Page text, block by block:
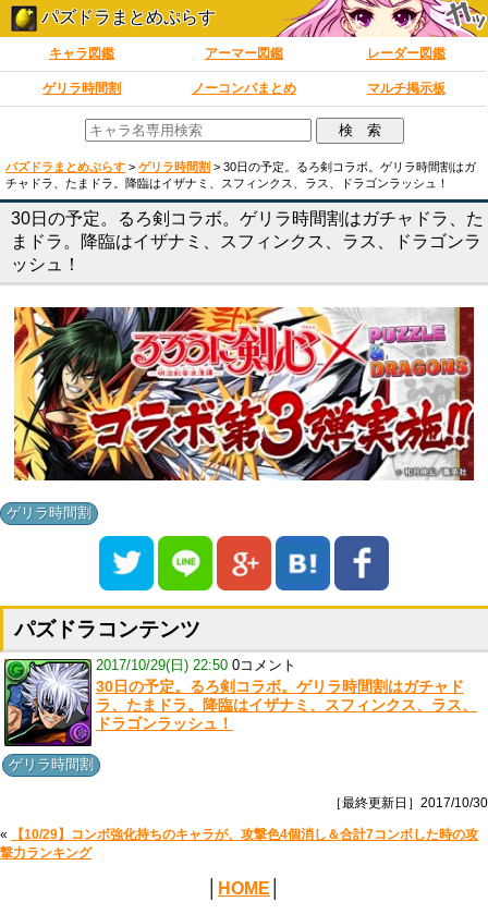
パズドラまとめぷらす
キャラ図鑑 アーマー図鑑 レーダー図鑑
ゲリラ時間割 ノーコンパまとめ マルチ掲示板
パズドラまとめぷらす > ゲリラ時間割 > 30日の予定。るろ剣コラボ。ゲリラ時間割はガ
チャドラ、たまドラ。降臨はイザナミ、スフィンクス、ラス、ドラゴンラッシュ！
30日の予定。るろ剣コラボ。ゲリラ時間割はガチャドラ、た
まドラ。降臨はイザナミ、スフィンクス、ラス、ドラゴンラ
ッシュ！
ゲリラ時間割
パズドラコンテンツ
2017/10/29(日) 22:50 0コメント
30日の予定。るろ剣コラボ。ゲリラ時間割はガチャド
ラ、たまドラ。降臨はイザナミ、スフィンクス、ラス、
ドラゴンラッシュ！
ゲリラ時間割
［最終更新日］2017/10/30
«
【10/29】コンボ強化持ちのキャラが、攻撃色4個消し＆合計7コンボした時の攻
撃力ランキング
HOME